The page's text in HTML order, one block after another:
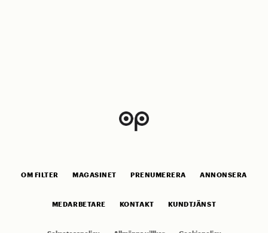
OM FILTER MAGASINET PRENUMERERA ANNONSERA
MEDARBETARE KONTAKT KUNDTJÄNST